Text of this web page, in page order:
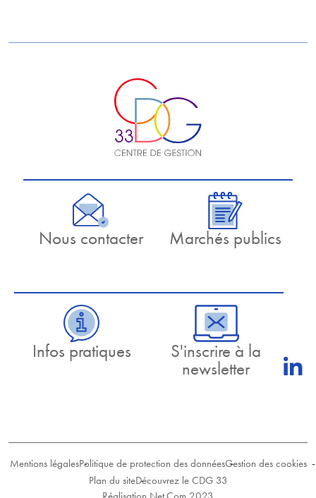
Nous contacter Marchés publics
Infos pratiques S'inscrire à la
newsletter
Mentions légalesPolitique de protection des donnéesGestion des cookies
Plan du siteDécouvrez le CDG 33